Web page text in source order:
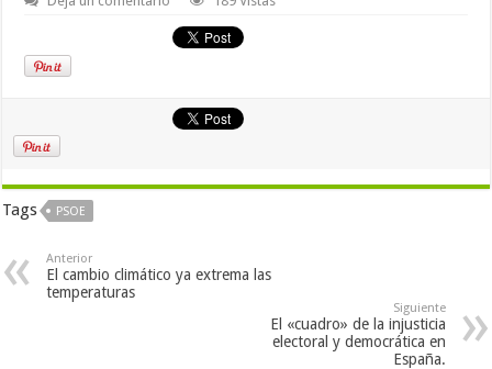
Tags PSOE
Anterior
El cambio climático ya extrema las
temperaturas
Siguiente
El «cuadro» de la injusticia
electoral y democrática en
España.